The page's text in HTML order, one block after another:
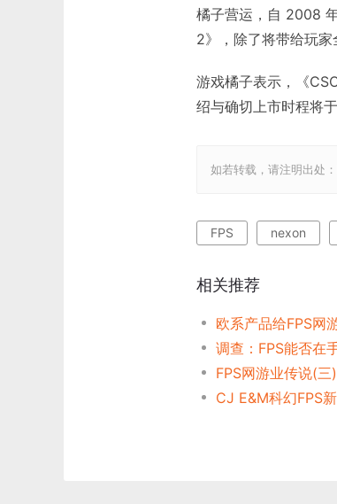
橘子营运，自 2008
2》，除了将带给玩家
游戏橘子表示，《
绍与确切上市时程将
如若转载，请注明出
FPS nexon
相关推荐
欧系产品给FPS网
调查：FPS能否在
FPS网游业传说(